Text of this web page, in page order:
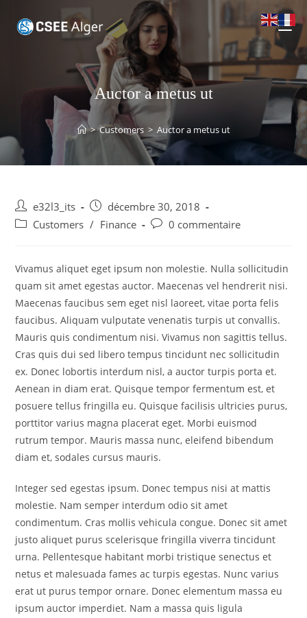
Auctor a metus ut
> Customers > Auctor a metus ut
e32l3_its
décembre 30, 2018
Customers / Finance 0 commentaire
Vivamus aliquet eget ipsum non molestie. Nulla sollicitudin
quam sit amet egestas auctor. Maecenas vel hendrerit nisi.
Maecenas faucibus sem eget nisl laoreet, vitae porta felis
faucibus. Aliquam vulputate venenatis turpis ut convallis.
Mauris quis condimentum nisi. Vivamus non sagittis tellus.
Cras quis dui sed libero tempus tincidunt nec sollicitudin
ex. Donec lobortis interdum nisl, a auctor turpis porta et.
Aenean in diam erat. Quisque tempor fermentum est, et
posuere tellus fringilla eu. Quisque facilisis ultricies purus,
porttitor varius magna placerat eget. Morbi euismod
rutrum tempor. Mauris massa nunc, eleifend bibendum
diam et, sodales cursus mauris.
Integer sed egestas ipsum. Donec tempus nisi at mattis
molestie. Nam semper interdum odio sit amet
condimentum. Cras mollis vehicula congue. Donec sit amet
justo aliquet purus scelerisque fringilla viverra tincidunt
urna. Pellentesque habitant morbi tristique senectus et
netus et malesuada fames ac turpis egestas. Nunc varius
erat ut purus tempor ornare. Donec elementum massa eu
ipsum auctor imperdiet. Nam a massa quis ligula